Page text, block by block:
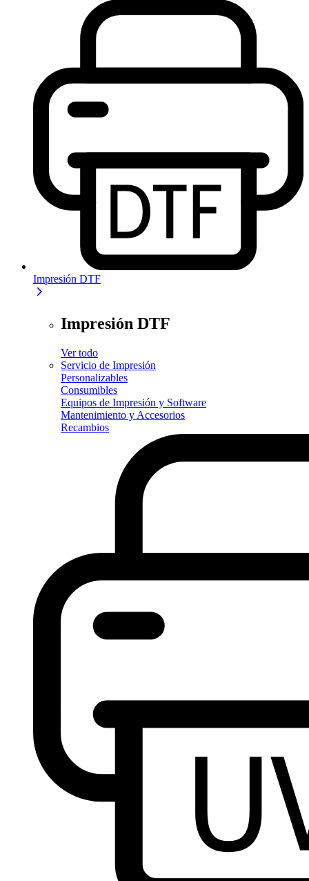
Impresión DTF
Impresión DTF
Ver todo
Servicio de Impresión
Personalizables
Consumibles
Equipos de Impresión y Software
Mantenimiento y Accesorios
Recambios